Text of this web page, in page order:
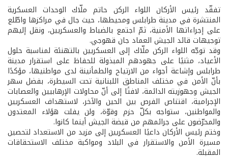
تفقّد رئيس الأركان اللواء الركن حاتم ملّاك الوحدات العسكرية
المنتشرة في مدينة طرابلس ومحيطها، حيث جال في مراكزها واطّلع
على إجراءاتها الأمنية، ثمّ اجتمع بالضباط والعسكريين، ونقل إليهم
توجيهات قائد الجيش العماد جان قهوجي.
وقد توجّه اللواء الركن ملّاك إلى العسكريين بالتهنئة لمناسبة حلول
الأعياد، مثنيًا على جهودهم المبذولة للحفاظ على استقرار مدينة
طرابلس وإشاعة أجواء من الارتياح والطمأنينة لدى مواطنيها، مؤكدًا
بأنّ الأمن في مختلف المناطق اللبنانية تحت السيطرة، بفضل سهر
الجيش وجهوزيته الدائمة، لافتًا إلى أنّ محاولات الإرهابيين والعصابات
الإجرامية، اقتناص الفرص بين الحين والآخر، لاستهداف العسكريين
والمواطنين، ستواجه بكلّ حزم وقوّة، ولن يفلت هؤلاء المعتدون
والمحرّضون على جرائمهم من قبضة الجيش أينما كانوا.
وختم رئيس الأركان داعيًا العسكريين إلى مزيد من الاستعداد لتحصين
مسيرة الأمن والاستقرار في البلاد ومواكبة مختلف الاستحقاقات
المقبلة.